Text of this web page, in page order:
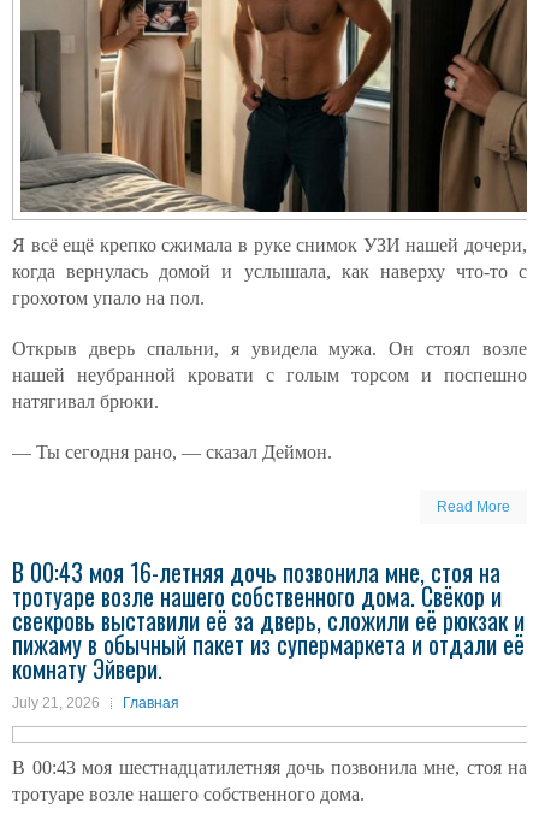
Я всё ещё крепко сжимала в руке снимок УЗИ нашей дочери,
когда вернулась домой и услышала, как наверху что-то с
грохотом упало на пол.
Открыв дверь спальни, я увидела мужа. Он стоял возле
нашей неубранной кровати с голым торсом и поспешно
натягивал брюки.
— Ты сегодня рано, — сказал Деймон.
Read More
В 00:43 моя 16-летняя дочь позвонила мне, стоя на
тротуаре возле нашего собственного дома. Свёкор и
свекровь выставили её за дверь, сложили её рюкзак и
пижаму в обычный пакет из супермаркета и отдали её
комнату Эйвери.
July 21, 2026 Главная
В 00:43 моя шестнадцатилетняя дочь позвонила мне, стоя на
тротуаре возле нашего собственного дома.